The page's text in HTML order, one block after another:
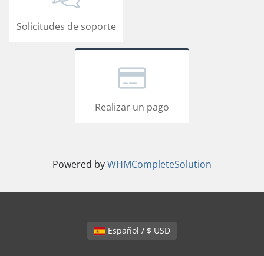
Solicitudes de soporte
Realizar un pago
Powered byWHMCompleteSolution
Español / $ USD